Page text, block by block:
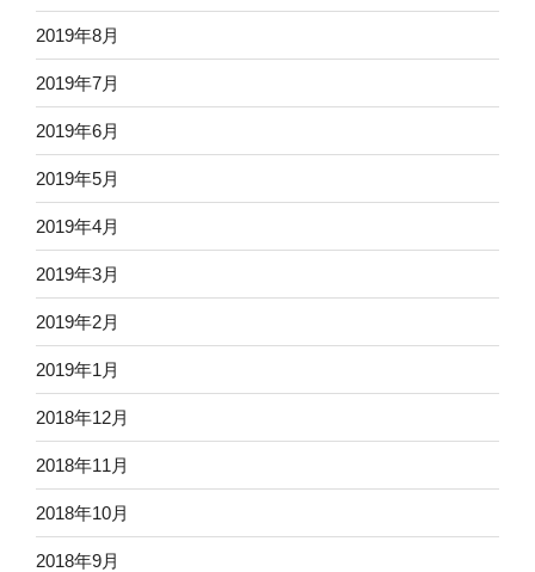
2019年8月
2019年7月
2019年6月
2019年5月
2019年4月
2019年3月
2019年2月
2019年1月
2018年12月
2018年11月
2018年10月
2018年9月